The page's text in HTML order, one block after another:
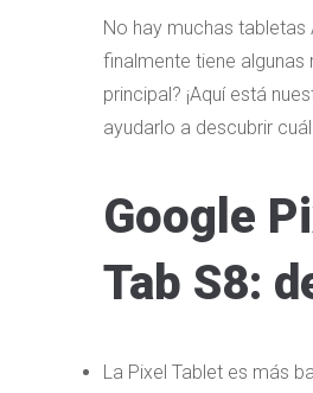
No hay muchas tabletas
finalmente tiene
principal? ¡Aquí está
ayudarlo a descubrir
Google
Tab S8:
La Pixel Tablet es más